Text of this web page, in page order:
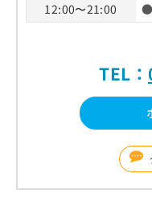
12:00〜21:00
●
TEL：